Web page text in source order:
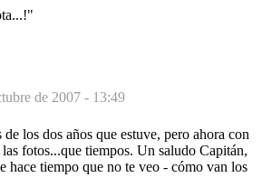
de 2007 - 13:49
los dos años que estuve, pero ahora con
fotos...que tiempos. Un saludo Capitán,
hace tiempo que no te veo - cómo van los